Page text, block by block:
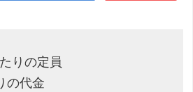
りの定員
の代金